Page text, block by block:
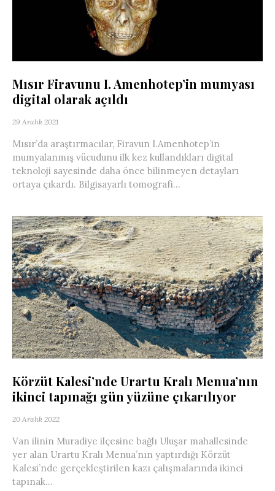
Mısır Firavunu I. Amenhotep’in mumyası
digital olarak açıldı
29 Aralık 2021
Mısır’da araştırmacılar, Firavun I.Amenhotep’in
mumyalanmış vücudunu ilk kez kullandıkları digital
teknoloji sayesinde daha önce bilinmeyen detayları
ortaya çıkardı. Bilgisayarlı tomografi...
Körzüt Kalesi’nde Urartu Kralı Menua’nın
ikinci tapınağı gün yüzüne çıkarılıyor
20 Aralık 2022
Van ilinin Muradiye ilçesine bağlı Uluşar mahallesinde
yer alan Urartu Kralı Menua’nın yaptırdığı Körzüt
Kalesi’nde gerçekleştirilen kazı çalışmalarında ikinci
tapınak...